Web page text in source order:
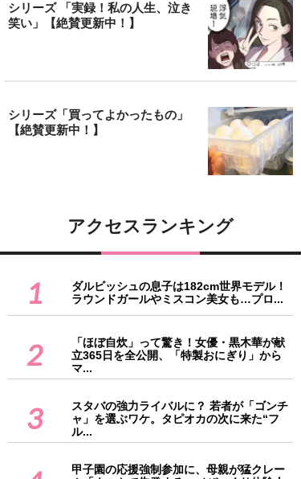
シリーズ 「実録！私の人生、泣き
笑い」【絶賛更新中！】
シリーズ「買ってよかったもの」
【絶賛更新中！】
アクセスランキング
1
ダルビッシュの息子は182cm世界モデル！
ラウンドガールやミスコン美女も…プロ...
2
「ほぼ自炊」って驚き！女優・黒木華が献
立365日を全公開、「特製おにぎり」から
マ...
3
スタバの強力ライバルに？ 若者が「ゴンチ
ャ」を選ぶワケ。タピオカの次に来た“フ
ル...
甲子園の応援強制参加に、母親が猛クレー